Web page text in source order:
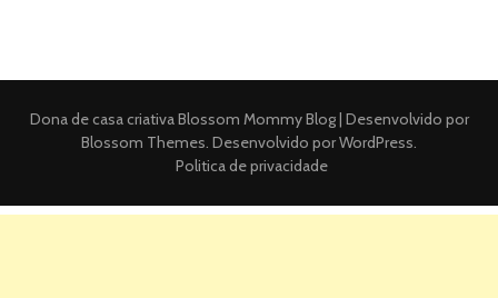
Dona de casa criativaBlossom Mommy Blog | Desenvolvido por
Blossom Themes. Desenvolvido porWordPress.
Politica de privacidade